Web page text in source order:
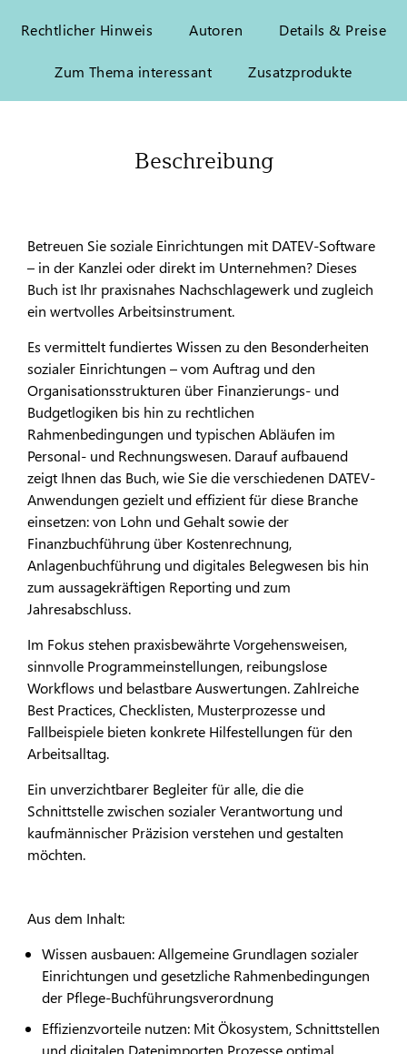
Rechtlicher Hinweis Autoren Details & Preise
Zum Thema interessant Zusatzprodukte
Beschreibung
Betreuen Sie soziale Einrichtungen mit DATEV-Software
– in der Kanzlei oder direkt im Unternehmen? Dieses
Buch ist Ihr praxisnahes Nachschlagewerk und zugleich
ein wertvolles Arbeitsinstrument.
Es vermittelt fundiertes Wissen zu den Besonderheiten
sozialer Einrichtungen – vom Auftrag und den
Organisationsstrukturen über Finanzierungs- und
Budgetlogiken bis hin zu rechtlichen
Rahmenbedingungen und typischen Abläufen im
Personal- und Rechnungswesen. Darauf aufbauend
zeigt Ihnen das Buch, wie Sie die verschiedenen DATEV-
Anwendungen gezielt und effizient für diese Branche
einsetzen: von Lohn und Gehalt sowie der
Finanzbuchführung über Kostenrechnung,
Anlagenbuchführung und digitales Belegwesen bis hin
zum aussagekräftigen Reporting und zum
Jahresabschluss.
Im Fokus stehen praxisbewährte Vorgehensweisen,
sinnvolle Programmeinstellungen, reibungslose
Workflows und belastbare Auswertungen. Zahlreiche
Best Practices, Checklisten, Musterprozesse und
Fallbeispiele bieten konkrete Hilfestellungen für den
Arbeitsalltag.
Ein unverzichtbarer Begleiter für alle, die die
Schnittstelle zwischen sozialer Verantwortung und
kaufmännischer Präzision verstehen und gestalten
möchten.
Aus dem Inhalt:
Wissen ausbauen: Allgemeine Grundlagen sozialer
Einrichtungen und gesetzliche Rahmenbedingungen
der Pflege-Buchführungsverordnung
Effizienzvorteile nutzen: Mit Ökosystem, Schnittstellen
und digitalen Datenimporten Prozesse optimal